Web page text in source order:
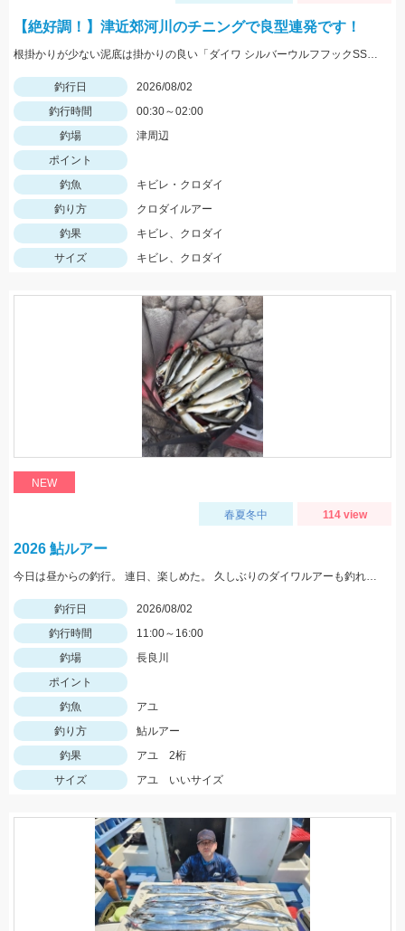
【絶好調！】津近郊河川のチニングで良型連発です！
根掛かりが少ない泥底は掛かりの良い「ダイワ シルバーウルフフックSSストレート」「がまかつ 触角フック」がGOOD！
釣行日
2026/08/02
釣行時間
00:30～02:00
釣場
津周辺
ポイント
釣魚
キビレ・クロダイ
釣り方
クロダイルアー
釣果
キビレ、クロダイ
サイズ
キビレ、クロダイ
NEW
春夏冬中 114 view
2026 鮎ルアー
今日は昼からの釣行。 連日、楽しめた。 久しぶりのダイワルアーも釣れてくれました。
釣行日
2026/08/02
釣行時間
11:00～16:00
釣場
長良川
ポイント
釣魚
アユ
釣り方
鮎ルアー
釣果
アユ 2桁
サイズ
アユ いいサイズ